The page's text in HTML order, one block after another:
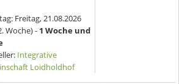
Freitag, 21.08.2026
Woche) - 1 Woche und
Integrative
Loidholdhof